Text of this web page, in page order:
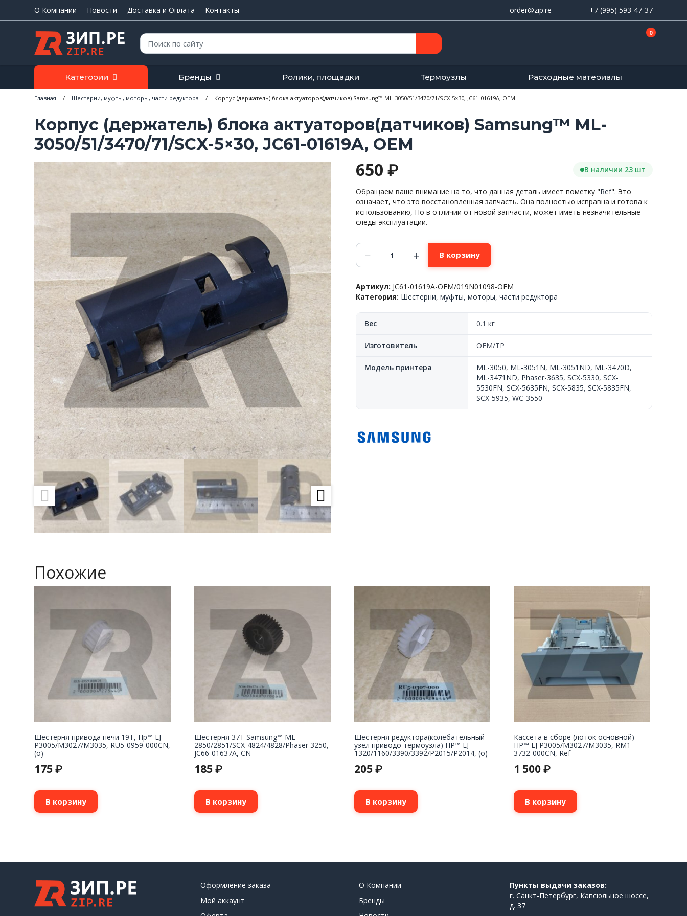
О Компании Новости Доставка и Оплата Контакты order@zip.re +7 (995) 593-47-37
Поиск: 0
Категории Бренды Ролики, площадки Термоузлы Расходные материалы
Главная / Шестерни, муфты, моторы, части редуктора / Корпус (держатель) блока актуаторов(датчиков) Samsung™ ML-3050/51/3470/71/SCX-5×30, JC61-01619A, OEM
Корпус (держатель) блока актуаторов(датчиков) Samsung™ ML-
3050/51/3470/71/SCX-5×30, JC61-01619A, OEM
650₽
Обращаем ваше внимание на то, что данная деталь имеет пометку "Ref". Это
означает, что это восстановленная запчасть. Она полностью исправна и готова к
использованию, Но в отличии от новой запчасти, может иметь незначительные
следы эксплуатации.
В наличии 23 шт
Количество
товара
Корпус
блока
актуаторов(датчиков)
ML-
3050/51/3470/71/SCX-
JC61-
OEM
− + В корзину
Артикул: JC61-01619A-OEM/019N01098-OEM
Категория: Шестерни, муфты, моторы, части редуктора
Вес 0.1 кг
Изготовитель OEM/TP
Модель принтера ML-3050, ML-3051N, ML-3051ND, ML-3470D,
ML-3471ND, Phaser-3635,SCX-5330,SCX-
5530FN,SCX-5635FN,SCX-5835,SCX-5835FN,
SCX-5935,WC-3550
Похожие
Шестерня привода печи 19T, Hp™ LJ
P3005/M3027/M3035, RU5-0959-000CN,
(о)
175 ₽
В корзину
Шестерня 37T Samsung™ ML-
2850/2851/SCX-4824/4828/Phaser 3250,
JC66-01637A, CN
185 ₽
В корзину
Шестерня редуктора(колебательный
узел приводо термоузла) HP™ LJ
1320/1160/3390/3392/P2015/P2014, (о)
205 ₽
В корзину
Кассета в сборе (лоток основной)
HP™ LJ P3005/M3027/M3035, RM1-
3732-000CN, Ref
1 500₽
В корзину
Оформление заказа
Мой аккаунт
О Компании
Бренды
Пункты выдачи заказов:
г. Санкт-Петербург, Капсюльное шоссе,
д. 37